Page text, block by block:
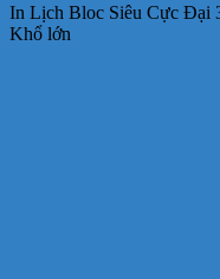
In Lịch Bloc Siêu Cực Đại
Khổ lớn